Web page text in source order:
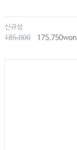
신규성
185,000
175,750won